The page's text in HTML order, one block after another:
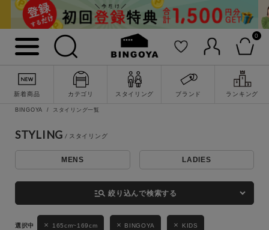
0
新着商品 カテゴリ スタイリング ブランド ランキング
詳細検索
キーワード
性別
BINGOYA スタイリング一覧
STYLING
MENS LADIES
manage_search 絞り込んで検索する
165cm~169cm BINGOYA KIDS